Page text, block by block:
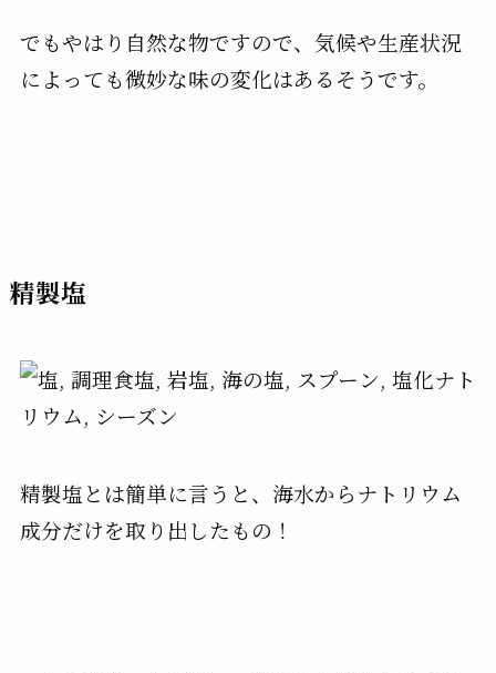
でもやはり自然な物ですので、気候や生産状況
によっても微妙な味の変化はあるそうです。
精製塩
精製塩とは簡単に言うと、海水からナトリウム
成分だけを取り出したもの！